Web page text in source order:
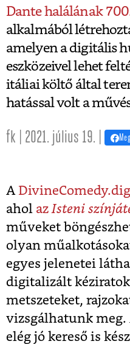
Dante halálának
alkalmából
amelyen a digitális
eszközeivel lehet
itáliai költő által
hatással volt a
fk | 2021. július 19. |
A
ahol az Isteni
műveket
olyan
egyes jelenetei
digitalizált
metszeteket,
vizsgálhatunk meg.
elég jó kereső is